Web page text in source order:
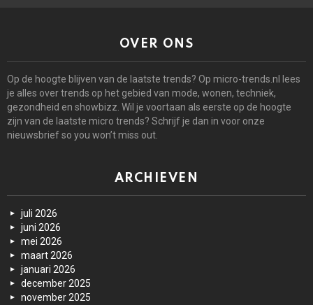
OVER ONS
Op de hoogte blijven van de laatste trends? Op micro-trends.nl lees
je alles over trends op het gebied van mode, wonen, techniek,
gezondheid en showbizz. Wil je voortaan als eerste op de hoogte
zijn van de laatste micro trends? Schrijf je dan in voor onze
nieuwsbrief so you won’t miss out.
ARCHIEVEN
juli 2026
juni 2026
mei 2026
maart 2026
januari 2026
december 2025
november 2025